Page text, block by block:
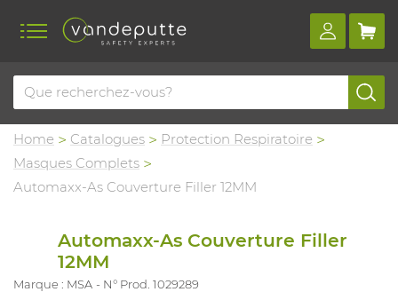
Home Catalogues
Protection Respiratoire
Masques Complets
Automaxx-As Couverture Filler 12MM
Automaxx-As Couverture Filler
12MM
Marque : MSA N° Prod. 1029289